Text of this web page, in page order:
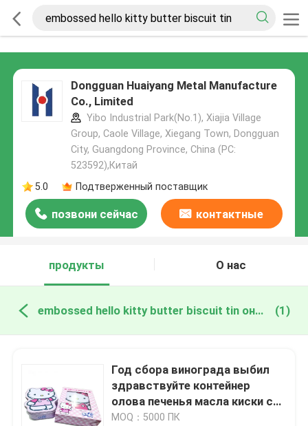
Dongguan Huaiyang Metal Manufacture
Co., Limited
Yibo Industrial Park(No.1), Xiajia Village
Group, Caole Village, Xiegang Town, Dongguan
City, Guangdong Province, China (PC:
523592),Китай
5.0
Подтверженный поставщик
позвони сейчас контактные
продукты
О нас
embossed hello kitty butter biscuit tin онлайн производство (1)
Год сбора винограда выбил
здравствуйте контейнер
олова печенья масла киски с
большей частью крышки
MOQ：5000 ПК